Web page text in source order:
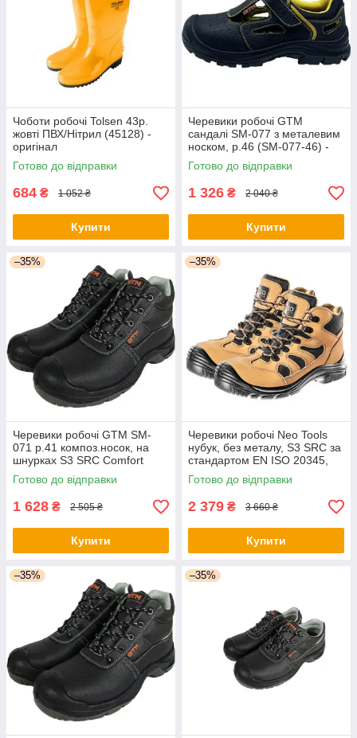
Чоботи робочі Tolsen 43р.
жовті ПВХ/Нітрил (45128) -
оригінал
Готово до відправки
684 ₴ 1 052 ₴
Купити
Черевики робочі GTM
сандалі SM-077 з металевим
носком, р.46 (SM-077-46) -
оригінал
Готово до відправки
1 326 ₴ 2 040 ₴
Купити
–35%
Черевики робочі GTM SM-
071 р.41 композ.носок, на
шнурках S3 SRC Comfort
(SM-071-41) - оригінал
Готово до відправки
1 628 ₴ 2 505 ₴
Купити
–35%
Черевики робочі Neo Tools
нубук, без металу, S3 SRC за
стандартом EN ISO 20345,
р.44 (82-125) - оригінал
Готово до відправки
2 379 ₴ 3 660 ₴
Купити
–35% –35%